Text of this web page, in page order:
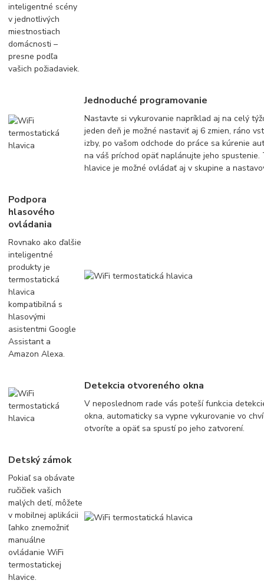
inteligentné scény
v jednotlivých
miestnostiach
domácnosti –
presne podľa
vašich požiadaviek.
Jednoduché programovanie
Nastavte si vykurovanie napríklad aj na celý
jeden deň je možné nastaviť aj 6 zmien, ráno
izby, po vašom odchode do práce sa kúrenie
na váš príchod opäť naplánujte jeho spustenie.
hlavice je možné ovládať aj v skupine a
Podpora
hlasového
ovládania
Rovnako ako ďalšie
inteligentné
produkty je
termostatická
hlavica
kompatibilná s
hlasovými
asistentmi Google
Assistant a
Amazon Alexa.
Detekcia otvoreného okna
V neposlednom rade vás poteší funkcia
okna, automaticky sa vypne vykurovanie vo
otvoríte a opäť sa spustí po jeho zatvorení.
Detský zámok
Pokiaľ sa obávate
ručičiek vašich
malých detí, môžete
v mobilnej aplikácii
ľahko znemožniť
manuálne
ovládanie WiFi
termostatickej
hlavice.